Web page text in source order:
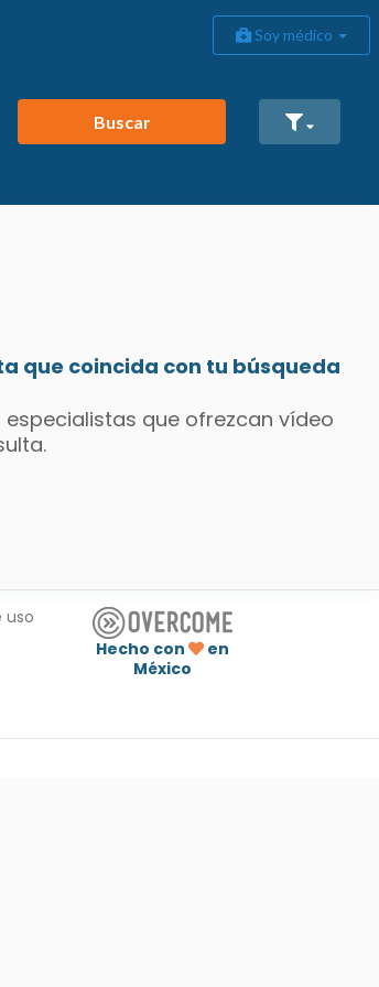
Soy médico
Buscar
que coincida con tu búsqueda
que ofrezcan vídeo
uso
Hecho con
en
México